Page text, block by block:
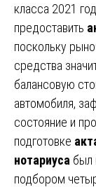
класса 2021
предоставить
поскольку
средства
балансовую
автомобиля,
состояние и
подготовке
нотариуса был
подбором